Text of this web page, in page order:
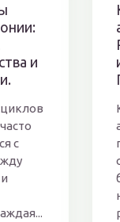
и
с